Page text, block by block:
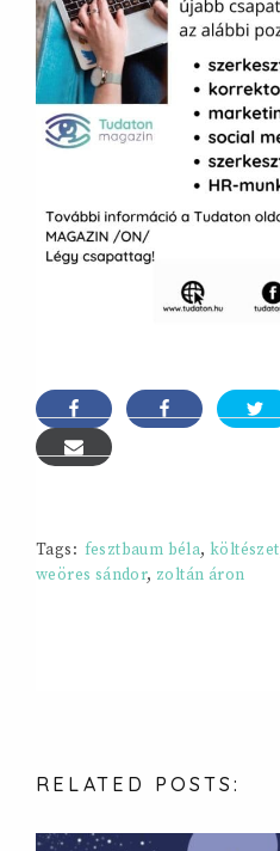
Tags: fesztbaum béla,költészet
weöres sándor, zoltán áron
RELATED POSTS: